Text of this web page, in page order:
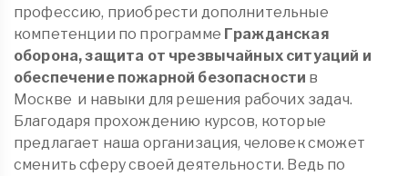
профессию, приобрести дополнительные
компетенции по программе Гражданская
оборона, защита от чрезвычайных ситуаций и
обеспечение пожарной безопасности в
Москве и навыки для решения рабочих задач.
Благодаря прохождению курсов, которые
предлагает наша организация, человек сможет
сменить сферу своей деятельности. Ведь по